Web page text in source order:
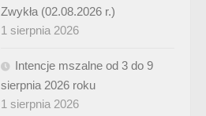
Zwykła (02.08.2026 r.)
1 sierpnia 2026
Intencje mszalne od 3 do 9
sierpnia 2026 roku
1 sierpnia 2026